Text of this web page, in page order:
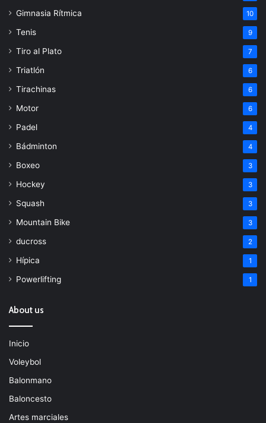
Gimnasia Rítmica 10
Tenis 9
Tiro al Plato 7
Triatlón 6
Tirachinas 6
Motor 6
Padel 4
Bádminton 4
Boxeo 3
Hockey 3
Squash 3
Mountain Bike 3
ducross 2
Hípica 1
Powerlifting 1
About us
Inicio
Voleybol
Balonmano
Baloncesto
Artes marciales